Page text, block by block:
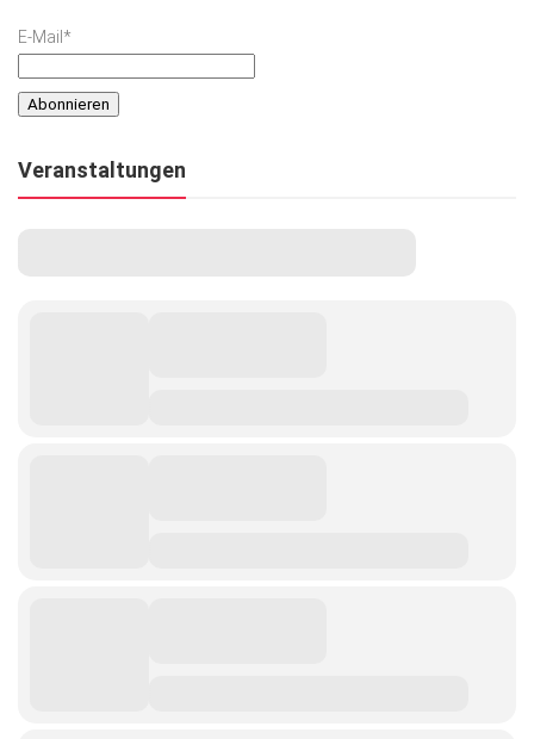
E-Mail*
Veranstaltungen